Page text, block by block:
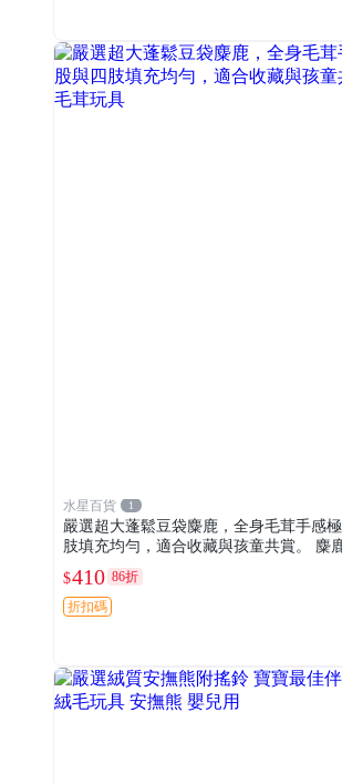
水星百貨 1
嚴選超大蓬鬆豆袋麋鹿，全身毛茸手感
肢填充均勻，適合收藏與孩童共賞。 麋
$410 86折
折扣碼